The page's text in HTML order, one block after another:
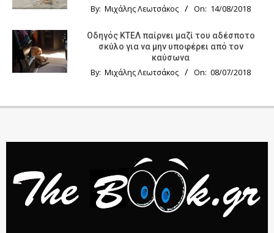
By: Μιχάλης Λεωτσάκος On: 14/08/2018
Οδηγός KTΕΛ παίρνει μαζί του αδέσποτο
σκύλο για να μην υποφέρει από τον
καύσωνα
By: Μιχάλης Λεωτσάκος On: 08/07/2018